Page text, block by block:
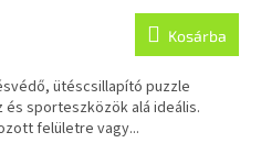
Kosárba
ütéscsillapító puzzle
sporteszközök alá ideális.
felületre vagy...